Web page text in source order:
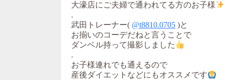
大濠店にご夫婦で通われてる方のお子様
.
武田トレーナー( @t8810.0705 )と
お揃いのコーデだねと言うことで
ダンベル持って撮影しました
.
お子様連れでも通えるので
産後ダイエットなどにもオススメです